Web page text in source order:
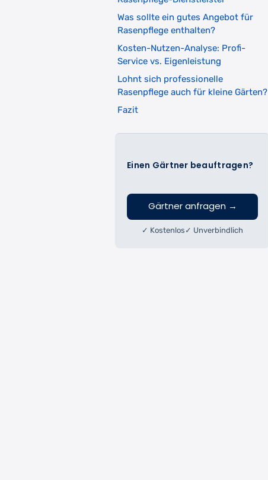
Einen Gärtner beauftragen?
Gärtner anfragen →
✓ Kostenlos ✓ Unverbindlich
Was sollte ein gutes Angebot für
Rasenpflege enthalten?
Kosten-Nutzen-Analyse: Profi-
Service vs. Eigenleistung
Lohnt sich professionelle
Rasenpflege auch für kleine Gärten?
Fazit